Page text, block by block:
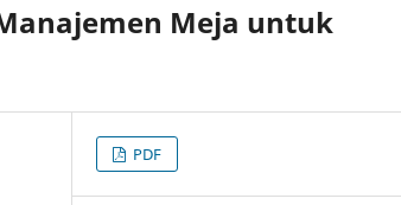
Meja untuk
PDF